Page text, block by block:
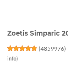
Zoetis Simparic
(4859976)
info)